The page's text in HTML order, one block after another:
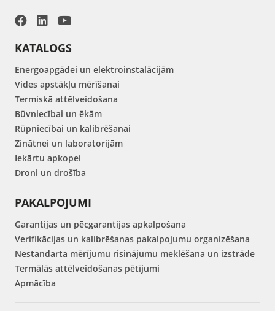
KATALOGS
Energoapgādei un elektroinstalācijām
Vides apstākļu mērīšanai
Termiskā attēlveidošana
Būvniecībai un ēkām
Rūpniecībai un kalibrēšanai
Zinātnei un laboratorijām
Iekārtu apkopei
Droni un drošība
PAKALPOJUMI
Garantijas un pēcgarantijas apkalpošana
Verifikācijas un kalibrēšanas pakalpojumu organizēšana
Nestandarta mērījumu risinājumu meklēšana un izstrāde
Termālās attēlveidošanas pētījumi
Apmācība